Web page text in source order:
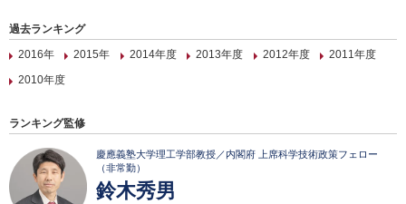
過去ランキング
2016年
2015年 2014年度 2013年度 2012年度
2011年度
2010年度
ランキング監修
慶應義塾大学理工学部教授／内閣府 上席科学技術政策フェロー
（非常勤）
鈴木秀男